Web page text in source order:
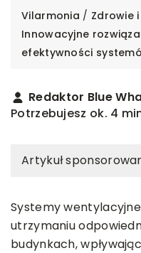
Vilarmonia / Zdrowie
Innowacyjne
efektywności
Redaktor Blue
Potrzebujesz ok. 4
Artykuł
Systemy
utrzymaniu
budynkach,